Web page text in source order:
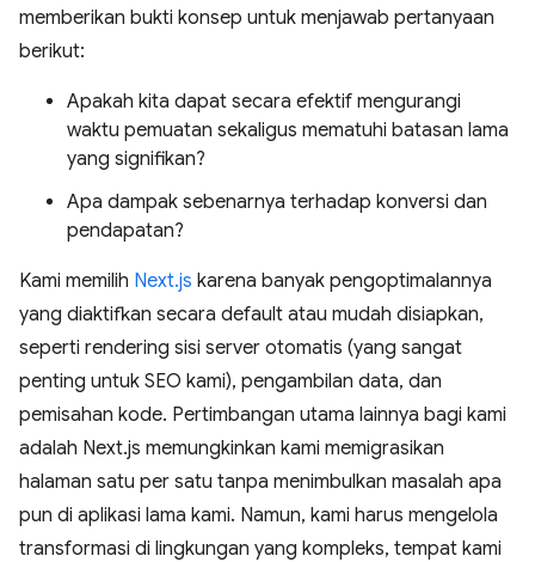
memberikan bukti konsep untuk menjawab pertanyaan
berikut:
Apakah kita dapat secara efektif mengurangi
waktu pemuatan sekaligus mematuhi batasan lama
yang signifikan?
Apa dampak sebenarnya terhadap konversi dan
pendapatan?
Kami memilih Next.js karena banyak pengoptimalannya
yang diaktifkan secara default atau mudah disiapkan,
seperti rendering sisi server otomatis (yang sangat
penting untuk SEO kami), pengambilan data, dan
pemisahan kode. Pertimbangan utama lainnya bagi kami
adalah Next.js memungkinkan kami memigrasikan
halaman satu per satu tanpa menimbulkan masalah apa
pun di aplikasi lama kami. Namun, kami harus mengelola
transformasi di lingkungan yang kompleks, tempat kami